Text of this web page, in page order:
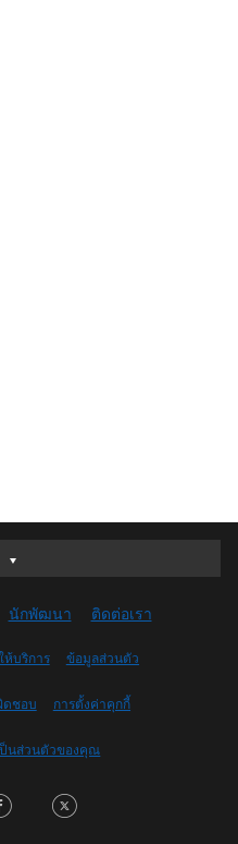
(UK)
(US)
นักพัฒนา ติดต่อเรา
บริการ ข้อมูลส่วนตัว
ดชอบ การตั้งค่าคุกกี้
ป็นส่วนตัวของคุณ